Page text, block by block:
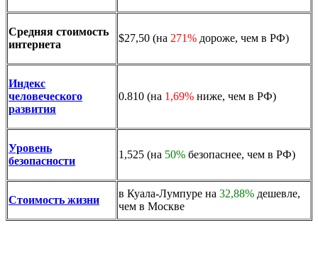
Средняя стоимость
интернета
$27,50 (на 271% дороже, чем в РФ)
Индекс
человеческого
развития
0.810 (на 1,69% ниже, чем в РФ)
Уровень
безопасности
1,525 (на 50% безопаснее, чем в РФ)
Стоимость жизни
в Куала-Лумпуре на 32,88% дешевле,
чем в Москве